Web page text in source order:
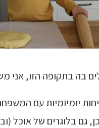
בה בתקופה הזו, אני
יומיומיות עם
גם בלוגרים של אוכל